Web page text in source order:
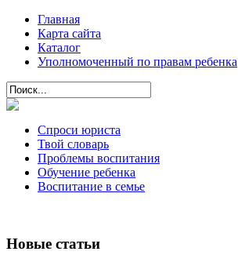
Главная
Карта сайта
Каталог
Уполномоченный по правам ребенка
Спроси юриста
Твой словарь
Проблемы воспитания
Обучение ребенка
Воспитание в семье
Новые статьи